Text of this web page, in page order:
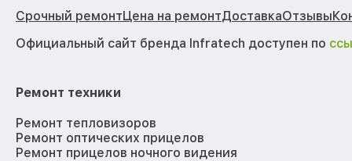
Срочный ремонтЦена на ремонтДоставкаОтзывы
Официальный сайт бренда Infratech доступен по
Ремонт техники
Ремонт тепловизоров
Ремонт оптических прицелов
Ремонт прицелов ночного видения